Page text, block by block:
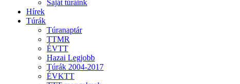
Saját túráink
Hírek
Túrák
Túranaptár
TTMR
ÉVTT
Hazai Legjobb
Túrák 2004-2017
ÉVKTT